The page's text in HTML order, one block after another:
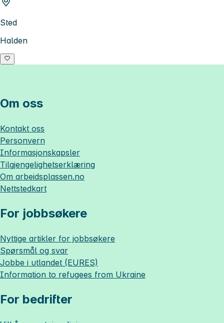
Sted
Halden
Om oss
Kontakt oss
Personvern
Informasjonskapsler
Tilgjengelighetserklæring
Om arbeidsplassen.no
Nettstedkart
For jobbsøkere
Nyttige artikler for jobbsøkere
Spørsmål og svar
Jobbe i utlandet (EURES)
Information to refugees from Ukraine
For bedrifter